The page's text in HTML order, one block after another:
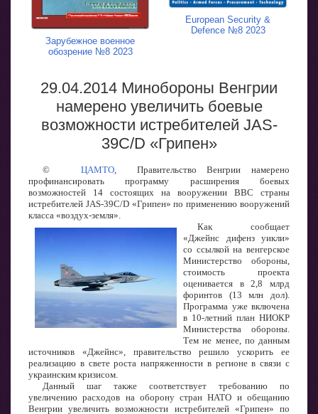
Зарубежное военное
обозрение №8 2023
European Security &
Defence №8 2023
29.04.2014 Минобороны Венгрии
намерено увеличить боевые
возможности истребителей JAS-
39C/D «Грипен»
© ЦАМТО, Правительство Венгрии намерено
профинансировать программу расширения боевых
возможностей 14 состоящих на вооружении ВВС страны
истребителей JAS-39C/D «Грипен» по применению вооружений
класса «воздух-земля».
Как сообщает
«Джейнс дифенз уикли»
со ссылкой на венгерское
Министерство обороны,
стоимость проекта
оценивается в 2,8 млрд
форинтов (13 млн дол).
Программа уже включена
в 10-летний план НИОКР
Министерства обороны.
Тем не менее, по данным
источников «Джейнс», правительство решило ускорить ее
реализацию в свете роста напряженности в регионе в связи с
украинским кризисом.
Данный шаг также соответствует требованию по
увеличению расходов на оборону стран НАТО и обещанию
Венгрии увеличить возможности истребителей «Грипен» по